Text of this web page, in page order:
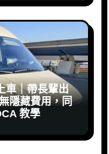
車｜帶長輩出
隱藏費用，同
教學